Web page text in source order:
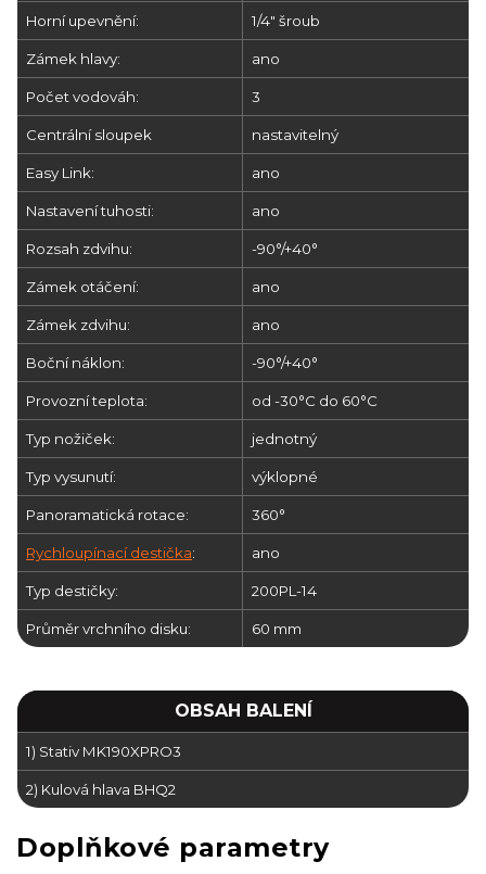
Horní upevnění: 1/4" šroub
Zámek hlavy: ano
Počet vodováh: 3
Centrální sloupek nastavitelný
Easy Link: ano
Nastavení tuhosti: ano
Rozsah zdvihu: -90°/+40°
Zámek otáčení: ano
Zámek zdvihu: ano
Boční náklon: -90°/+40°
Provozní teplota: od -30°C do 60°C
Typ nožiček: jednotný
Typ vysunutí: výklopné
Panoramatická rotace: 360°
Rychloupínací destička: ano
Typ destičky: 200PL-14
Průměr vrchního disku: 60 mm
OBSAH BALENÍ
1) Stativ MK190XPRO3
2) Kulová hlava BHQ2
Doplňkové parametry